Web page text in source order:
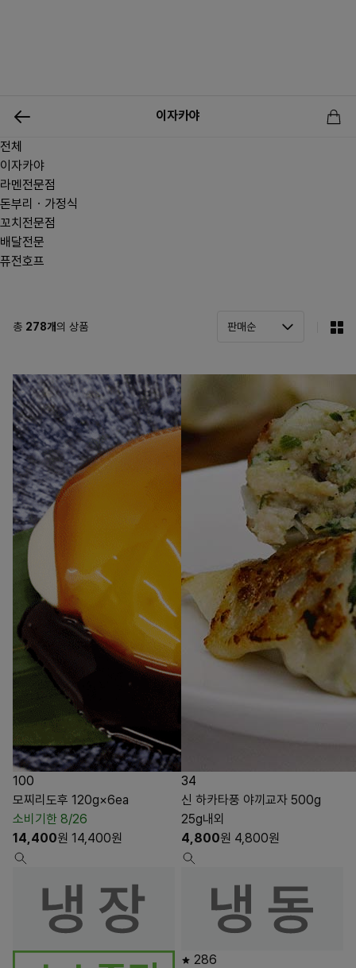
신상품
이자카야
전체
이자카야
라멘전문점
돈부리ㆍ가정식
꼬치전문점
배달전문
퓨전호프
총 278개의 상품
100
모찌리도후 120g×6ea
소비기한 8/26
14,400원 14,400원
34
신 하카타풍 야끼교자 500g
25g내외
4,800원 4,800원
286